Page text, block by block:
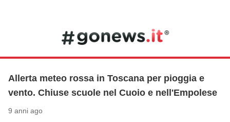
Allerta meteo rossa in Toscana per pioggia e
vento. Chiuse scuole nel Cuoio e nell'Empolese
9 anni ago